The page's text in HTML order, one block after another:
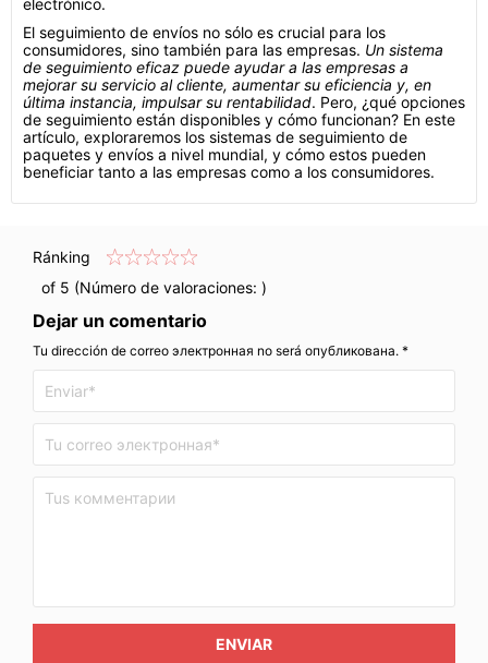
electrónico.
El seguimiento de envíos no sólo es crucial para los
consumidores, sino también para las empresas. Un sistema
de seguimiento eficaz puede ayudar a las empresas a
mejorar su servicio al cliente, aumentar su eficiencia y, en
última instancia, impulsar su rentabilidad. Pero, ¿qué opciones
de seguimiento están disponibles y cómo funcionan? En este
artículo, exploraremos los sistemas de seguimiento de
paquetes y envíos a nivel mundial, y cómo estos pueden
beneficiar tanto a las empresas como a los consumidores.
Ránking
of 5 (Número de valoraciones: )
Dejar un comentario
Tu dirección de correo электронная no será опубликована. *
ENVIAR